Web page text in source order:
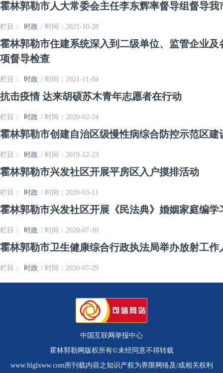
霍林郭勒市人大常委会主任李东辉率督导组督导
栏目： 时政 / 时间：2021-10-28
霍林郭勒市住建系统深入到二级单位、监管企业
项督导检查
栏目： 时政 / 时间：2021-11-04
抗击疫情 达来胡硕苏木青年志愿者在行动
栏目： 时政 / 时间：2020-02-24
霍林郭勒市创建自治区级慢性病综合防控示范区
栏目： 时政 / 时间：2019-12-23
霍林郭勒市兴发社区开展平房区入户摸排活动
栏目： 时政 / 时间：2020-03-11
霍林郭勒市兴发社区开展《民法典》婚姻家庭编学
栏目： 时政 / 时间：2020-07-10
霍林郭勒市卫生健康综合行政执法局举办放射工作
栏目： 时政 / 时间：2020-07-29
中国互联网举报中心
霍林郭勒网版权所有©未经同意不得转载
www.hlglxww.com所刊载内容之知识产权为界限网络及/或相关权利